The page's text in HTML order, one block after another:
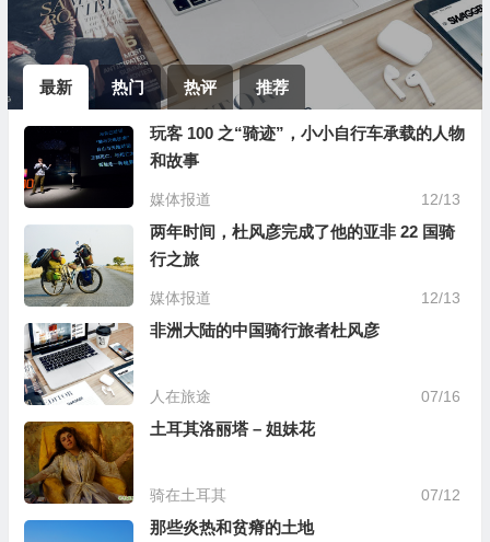
最新 热门 热评 推荐
玩客 100 之“骑迹”，小小自行车承载的人物
和故事
媒体报道 12/13
两年时间，杜风彦完成了他的亚非 22 国骑
行之旅
媒体报道 12/13
非洲大陆的中国骑行旅者杜风彦
人在旅途 07/16
土耳其洛丽塔 – 姐妹花
骑在土耳其 07/12
那些炎热和贫瘠的土地